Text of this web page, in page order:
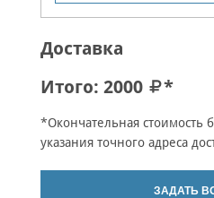
Доставка
Итого: 2000 *
*Окончательная стоимость
указания точного адреса
ЗАДАТЬ